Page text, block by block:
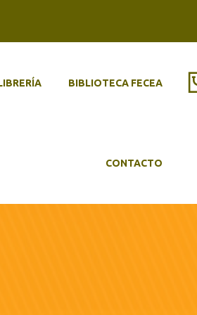
BIBLIOTECA FECEA
CONTACTO